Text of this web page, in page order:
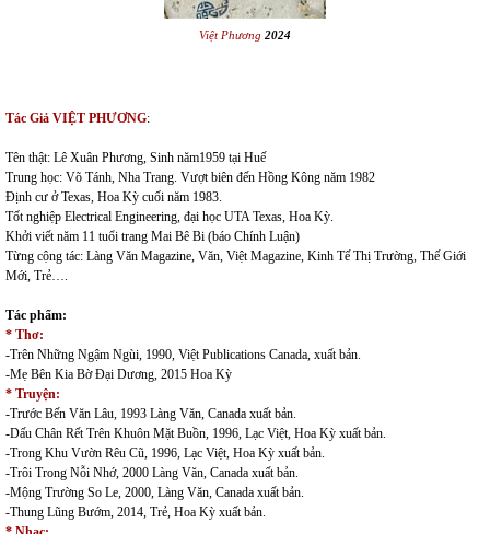
Việt Phương 2024
Tác Giả VIỆT PHƯƠNG:
Tên thật: Lê Xuân Phương, Sinh năm1959 tại Huế
Trung học: Võ Tánh, Nha Trang. Vượt biên đến Hồng Kông năm 1982
Định cư ở Texas, Hoa Kỳ cuối năm 1983.
Tốt nghiệp Electrical Engineering, đại học UTA Texas, Hoa Kỳ.
Khởi viết năm 11 tuổi trang Mai Bê Bi (báo Chính Luận)
Từng cộng tác: Làng Văn Magazine, Văn, Việt Magazine, Kinh Tế Thị Trường, Thế Giới
Mới, Trẻ….
Tác phẩm:
* Thơ:
-Trên Những Ngậm Ngùi, 1990, Việt Publications Canada, xuất bản.
-Mẹ Bên Kia Bờ Đại Dương, 2015 Hoa Kỳ
* Truyện:
-Trước Bến Văn Lâu, 1993 Làng Vǎn, Canada xuất bản.
-Dấu Chân Rết Trên Khuôn Mặt Buồn, 1996, Lạc Việt, Hoa Kỳ xuất bản.
-Trong Khu Vườn Rêu Cũ, 1996, Lạc Việt, Hoa Kỳ xuất bản.
-Trôi Trong Nỗi Nhớ, 2000 Làng Văn, Canada xuất bản.
-Mộng Trường So Le, 2000, Làng Văn, Canada xuất bản.
-Thung Lũng Bướm, 2014, Trẻ, Hoa Kỳ xuất bản.